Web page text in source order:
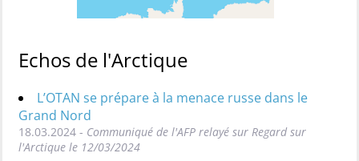
Echos de l'Arctique
L’OTAN se prépare à la menace russe dans le
Grand Nord
18.03.2024 - Communiqué de l'AFP relayé sur Regard sur
l'Arctique le 12/03/2024